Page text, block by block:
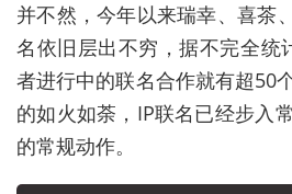
并不然，今年以来瑞幸、喜茶
名依旧层出不穷，据不完全统
者进行中的联名合作就有超50
的如火如荼，IP联名已经步入
的常规动作。